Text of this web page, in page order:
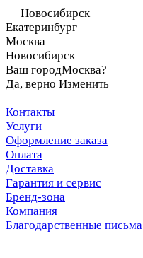
Новосибирск
Екатеринбург
Москва
Новосибирск
Ваш городМосква?
Да, верно Изменить
Контакты
Услуги
Оформление заказа
Оплата
Доставка
Гарантия и сервис
Бренд-зона
Компания
Благодарственные письма